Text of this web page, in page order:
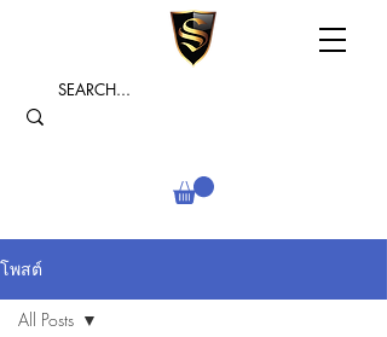
โพสต์
All Posts